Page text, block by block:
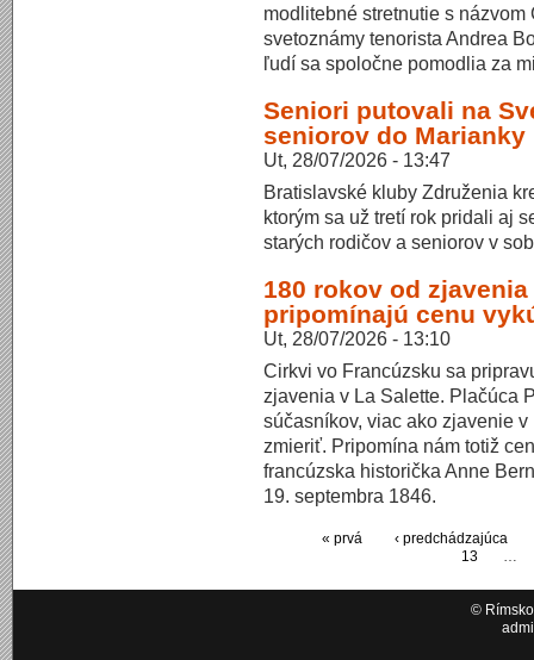
modlitebné stretnutie s
svetoznámy tenorista Andrea
ľudí sa spoločne pomodlia za
Seniori putovali na
seniorov do Marianky
Ut, 28/07/2026 - 13:47
Bratislavské kluby Združenia
ktorým sa už tretí rok pridali aj
starých rodičov a seniorov v
180 rokov od
pripomínajú cenu
Ut, 28/07/2026 - 13:10
Cirkvi vo Francúzsku sa
zjavenia v La Salette. Plačúca
súčasníkov, viac ako zjavenie
zmieriť. Pripomína nám totiž
francúzska historička Anne
19. septembra 1846.
« prvá ‹ predchádzajúca
13
©